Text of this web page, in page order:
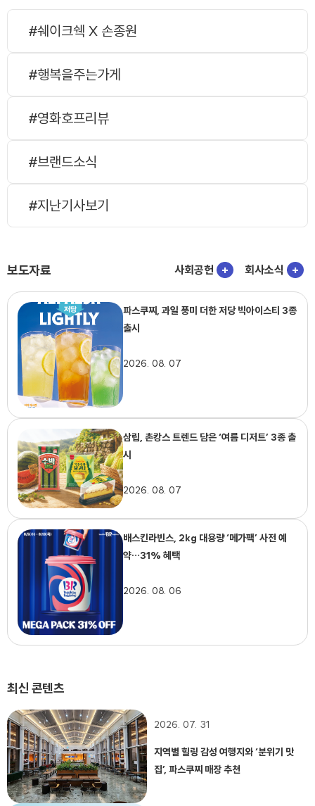
#쉐이크쉑 X 손종원
#행복을주는가게
#영화호프리뷰
#브랜드소식
#지난기사보기
보도자료 사회공헌 + 회사소식 +
파스쿠찌, 과일 풍미 더한 저당 빅아이스티 3종
출시
2026. 08. 07
삼립, 촌캉스 트렌드 담은 ‘여름 디저트’ 3종 출
시
2026. 08. 07
배스킨라빈스, 2kg 대용량 ‘메가팩’ 사전 예
약…31% 혜택
2026. 08. 06
최신 콘텐츠
2026. 07. 31
지역별 힐링 감성 여행지와 ‘분위기 맛
집’, 파스쿠찌 매장 추천